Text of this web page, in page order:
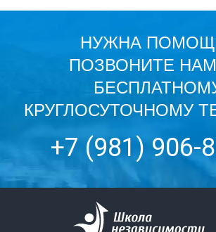
НУЖНА
ПОЗВОНИТЕ
КРУГЛОСУТОЧНОМУ
+7 (981) 906-